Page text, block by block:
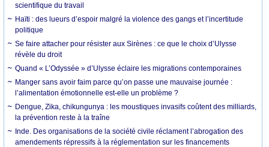
scientifique du travail
Haïti : des lueurs d’espoir malgré la violence des gangs et l’incertitude
politique
Se faire attacher pour résister aux Sirènes : ce que le choix d’Ulysse
révèle du droit
Quand « L’Odyssée » d’Ulysse éclaire les migrations contemporaines
Manger sans avoir faim parce qu’on passe une mauvaise journée :
l’alimentation émotionnelle est-elle un problème ?
Dengue, Zika, chikungunya : les moustiques invasifs coûtent des milliards,
la prévention reste à la traîne
Inde. Des organisations de la société civile réclament l’abrogation des
amendements répressifs à la réglementation sur les financements